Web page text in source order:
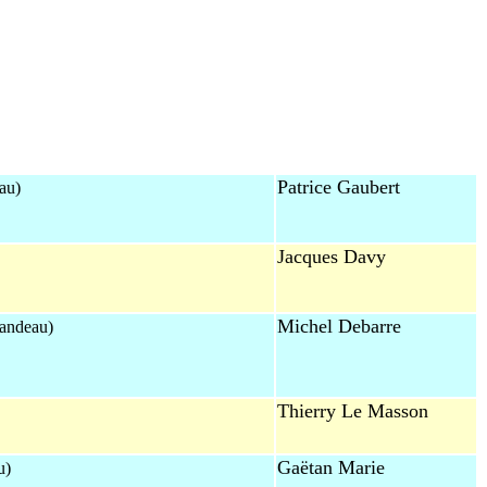
Patrice Gaubert
Jacques Davy
Michel Debarre
Thierry Le Masson
Gaëtan Marie